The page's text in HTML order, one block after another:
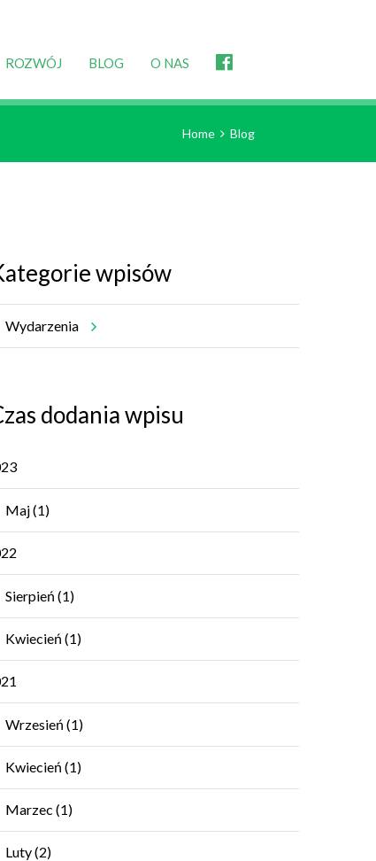
ROZWÓJ BLOG O NAS
Home Blog
wpisów
Wydarzenia
dodania wpisu
Maj(1)
Sierpień (1)
Kwiecień (1)
Wrzesień (1)
Kwiecień (1)
Marzec (1)
Luty(2)